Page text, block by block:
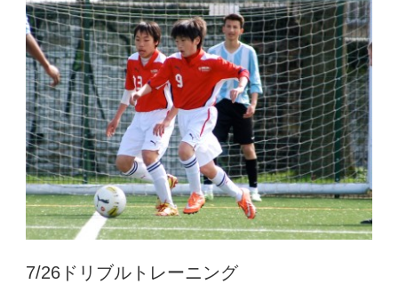
7/26ドリブルトレーニング